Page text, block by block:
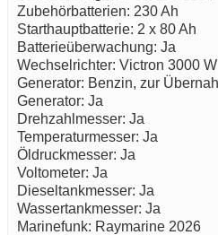
Zubehörbatterien: 230 Ah
Starthauptbatterie: 2 x 80 Ah
Batterieüberwachung: Ja
Wechselrichter: Victron 3000 W
Generator: Benzin, zur
Generator: Ja
Drehzahlmesser: Ja
Temperaturmesser: Ja
Öldruckmesser: Ja
Voltometer: Ja
Dieseltankmesser: Ja
Wassertankmesser: Ja
Marinefunk: Raymarine 2026